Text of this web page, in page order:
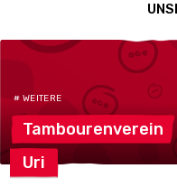
# WEITERE
Tambourenverein
Uri